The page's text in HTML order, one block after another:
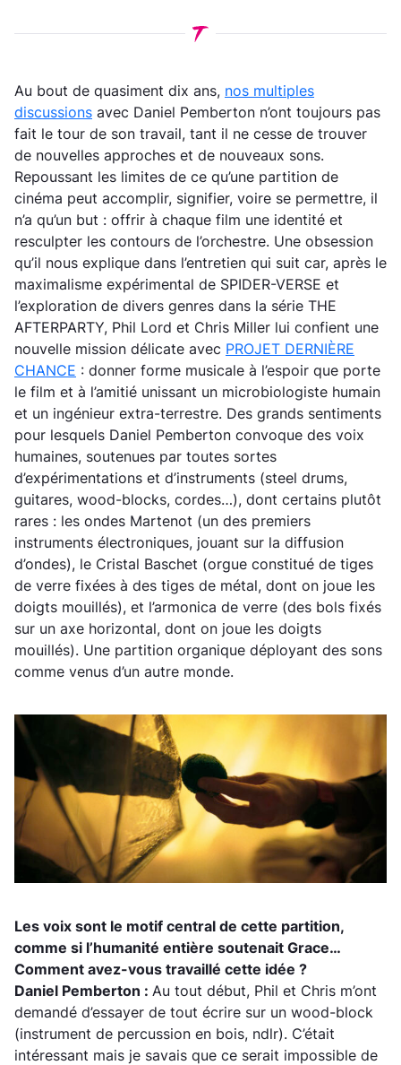
Au bout de quasiment dix ans, nos multiples
discussions avec Daniel Pemberton n’ont toujours pas
fait le tour de son travail, tant il ne cesse de trouver
de nouvelles approches et de nouveaux sons.
Repoussant les limites de ce qu’une partition de
cinéma peut accomplir, signifier, voire se permettre, il
n’a qu’un but : offrir à chaque film une identité et
resculpter les contours de l’orchestre. Une obsession
qu’il nous explique dans l’entretien qui suit car, après le
maximalisme expérimental de SPIDER-VERSE et
l’exploration de divers genres dans la série THE
AFTERPARTY, Phil Lord et Chris Miller lui confient une
nouvelle mission délicate avec PROJET DERNIÈRE
CHANCE : donner forme musicale à l’espoir que porte
le film et à l’amitié unissant un microbiologiste humain
et un ingénieur extra-terrestre. Des grands sentiments
pour lesquels Daniel Pemberton convoque des voix
humaines, soutenues par toutes sortes
d’expérimentations et d’instruments (steel drums,
guitares, wood-blocks, cordes…), dont certains plutôt
rares : les ondes Martenot (un des premiers
instruments électroniques, jouant sur la diffusion
d’ondes), le Cristal Baschet (orgue constitué de tiges
de verre fixées à des tiges de métal, dont on joue les
doigts mouillés), et l’armonica de verre (des bols fixés
sur un axe horizontal, dont on joue les doigts
mouillés). Une partition organique déployant des sons
comme venus d’un autre monde.
Les voix sont le motif central de cette partition,
comme si l’humanité entière soutenait Grace…
Comment avez-vous travaillé cette idée ?
Daniel Pemberton : Au tout début, Phil et Chris m’ont
demandé d’essayer de tout écrire sur un wood-block
(instrument de percussion en bois, ndlr). C’était
intéressant mais je savais que ce serait impossible de